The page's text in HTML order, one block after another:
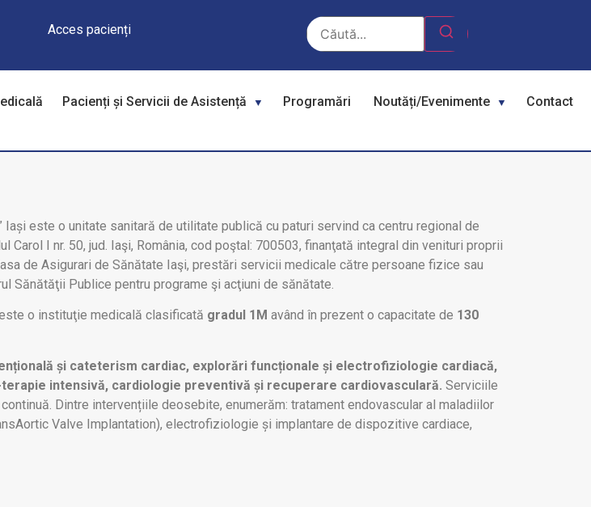
Acces pacienți
Pacienți și Servicii de Asistență Programări Noutăți/Evenimente Contact
Iași este o unitate sanitară de utilitate publică cu paturi servind ca centru regional de
I nr. 50, jud. Iaşi, România, cod poştal: 700503, finanţată integral din venituri proprii
de Asigurari de Sănătate Iaşi, prestări servicii medicale către persoane fizice sau
Sănătăţii Publice pentru programe şi acţiuni de sănătate.
o instituţie medicală clasificată gradul 1M având în prezent o capacitate de 130
și cateterism cardiac, explorări funcționale și electrofiziologie cardiacă,
intensivă, cardiologie preventivă și recuperare cardiovasculară. Serviciile
Dintre intervențiile deosebite, enumerăm: tratament endovascular al maladiilor
Valve Implantation), electrofiziologie și implantare de dispozitive cardiace,